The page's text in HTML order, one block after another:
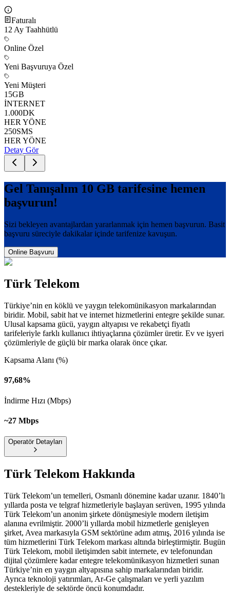
Faturalı
12Ay Taahhütlü
Online Özel
Yeni Başvuruya Özel
Yeni Müşteri
15GB
İNTERNET
1.000DK
HER YÖNE
250SMS
HER YÖNE
Detay Gör
Gel Tanışalım 10 GB tarifesine hemen
başvurun!
Sizi bekleyen avantajlardan yararlanmak için hemen başvurun. Basit
başvuru süreciyle dakikalar içinde tarifenize kavuşun.
Online Başvuru
Türk Telekom
Türkiye’nin en köklü ve yaygın telekomünikasyon markalarından
biridir. Mobil, sabit hat ve internet hizmetlerini entegre şekilde sunar.
Ulusal kapsama gücü, yaygın altyapısı ve rekabetçi fiyatlı
tarifeleriyle farklı kullanıcı ihtiyaçlarına çözümler üretir. Ev ve işyeri
çözümleriyle de güçlü bir marka olarak önce çıkar.
Kapsama Alanı (%)
97,68%
İndirme Hızı (Mbps)
~27 Mbps
Operatör Detayları
Türk Telekom Hakkında
Türk Telekom’un temelleri, Osmanlı dönemine kadar uzanır. 1840’lı
yıllarda posta ve telgraf hizmetleriyle başlayan serüven, 1995 yılında
Türk Telekom’un anonim şirkete dönüşmesiyle modern iletişim
alanına evrilmiştir. 2000’li yıllarda mobil hizmetlerle genişleyen
şirket, Avea markasıyla GSM sektörüne adım atmış, 2016 yılında ise
tüm hizmetlerini Türk Telekom markası altında birleştirmiştir. Bugün
Türk Telekom, mobil iletişimden sabit internete, ev telefonundan
dijital çözümlere kadar entegre telekomünikasyon hizmetleri sunan
Türkiye’nin en yaygın altyapısına sahip markalarından biridir.
Ayrıca teknoloji yatırımları, Ar-Ge çalışmaları ve yerli yazılım
destekleriyle de sektörde öncü konumdadır.